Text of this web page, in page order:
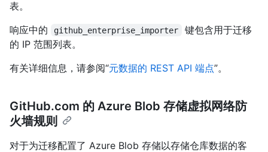
表。
响应中的
github_enterprise_importer
键包含用于迁移
的 IP 范围列表。
有关详细信息，请参阅“元数据的 REST API 端点”。
GitHub.com 的 Azure Blob 存储虚拟网络防
火墙规则
对于为迁移配置了 Azure Blob 存储以存储仓库数据的客